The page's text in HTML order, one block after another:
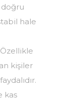
doğru
hale
Özellikle
kişiler
kas